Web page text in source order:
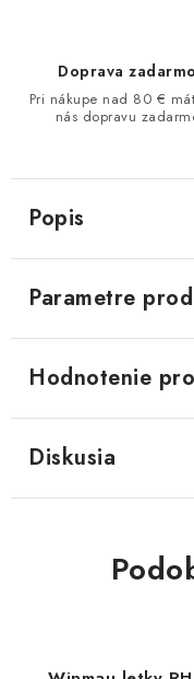
Doprava zadarmo
Pri nákupe nad 80 €
nás dopravu
Popis
Parametre
Hodnotenie
Diskusia